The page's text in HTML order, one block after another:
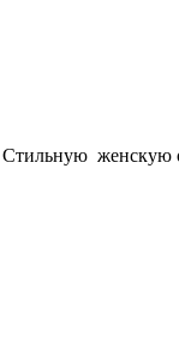
Стильную женскую